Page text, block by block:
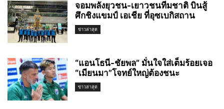
จอมพลังยุวชน-เยาวชนทีมชาติ บินสู้
ศึกชิงแขมป์ เอเชีย ที่อุซเบกิสถาน
ข่าวล่าสุด
“แอนโธนี-ชัยพล” มั่นใจใส่เต็มร้อยเจอ
“เมียนมา”โจทย์ใหญ่ต้องชนะ
ข่าวล่าสุด